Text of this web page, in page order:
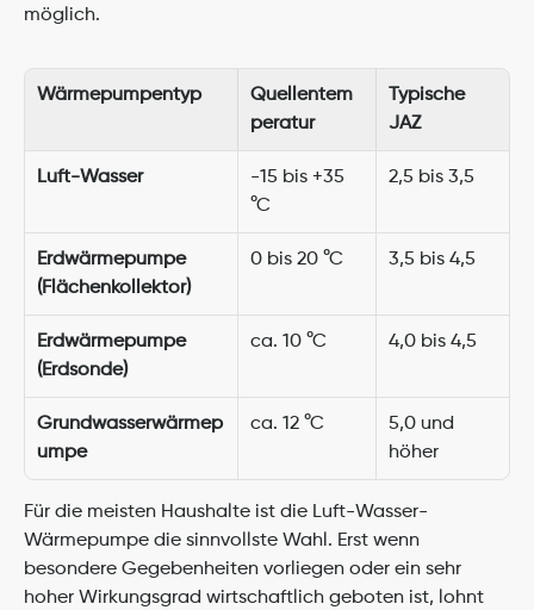
möglich.
Wärmepumpentyp
Quellentem
peratur
Typische
JAZ
Luft-Wasser
-15 bis +35
°C
2,5 bis 3,5
Erdwärmepumpe
(Flächenkollektor)
0 bis 20 °C 3,5 bis 4,5
Erdwärmepumpe
(Erdsonde)
ca. 10 °C 4,0 bis 4,5
Grundwasserwärmep
umpe
ca. 12 °C
5,0 und
höher
Für die meisten Haushalte ist die Luft-Wasser-
Wärmepumpe die sinnvollste Wahl. Erst wenn
besondere Gegebenheiten vorliegen oder ein sehr
hoher Wirkungsgrad wirtschaftlich geboten ist, lohnt